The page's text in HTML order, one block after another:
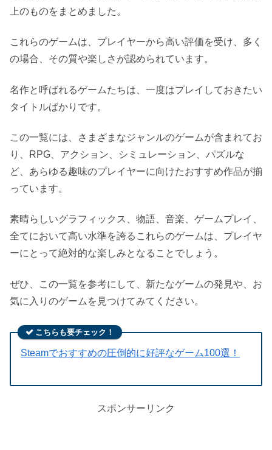
上のものをまとめました。
これらのゲームは、プレイヤーから高い評価を受け、多く
の場合、その質や楽しさが認められています。
名作と呼ばれるゲームたちは、一度はプレイしておきたい
タイトルばかりです。
この一覧には、さまざまなジャンルのゲームが含まれてお
り、RPG、アクション、シミュレーション、パズルな
ど、あらゆる趣味のプレイヤーに向けたおすすめ作品が揃
っています。
素晴らしいグラフィックス、物語、音楽、ゲームプレイ、
全てにおいて高い水準を誇るこれらのゲームは、プレイヤ
ーにとって絶対的な楽しみとなることでしょう。
ぜひ、この一覧を参考にして、新たなゲームの発見や、お
気に入りのゲームを見つけてみてください。
こちらも要チェック！
Steamでおすすめの圧倒的に好評なゲーム100選！
スポンサーリンク